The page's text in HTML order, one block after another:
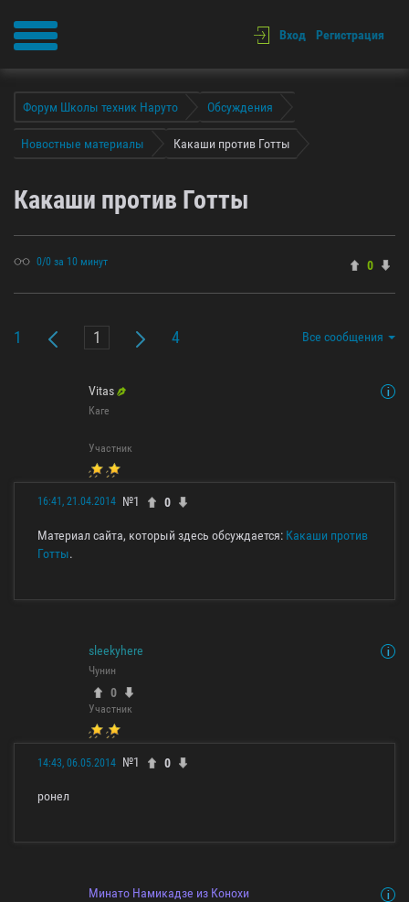
Вход Регистрация
Форум Школы техник Наруто Обсуждения
Новостные материалы Какаши против Готты
Какаши против Готты
0/0 за 10 минут 0
1 4 Все сообщения
Vitas
Каге
Участник
16:41, 21.04.2014 №1 0
Материал сайта, который здесь обсуждается: Какаши против
Готты.
sleekyhere
Чунин
0
Участник
14:43, 06.05.2014 №1 0
ронел
Минато Намикадзе из Конохи